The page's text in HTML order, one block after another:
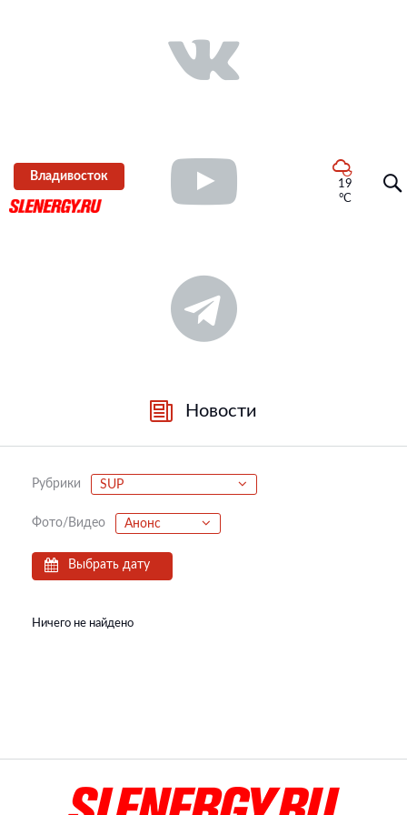
Владивосток
19
°C
Новости
Рубрики SUP
Фото/Видео Анонс
Выбрать дату
Ничего не найдено